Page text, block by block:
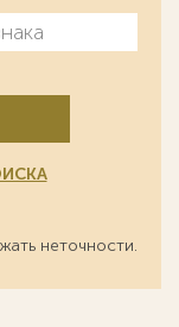
неточности.